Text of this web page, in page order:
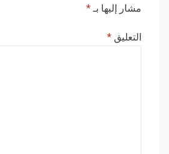
مشار إليها بـ*
التعليق *